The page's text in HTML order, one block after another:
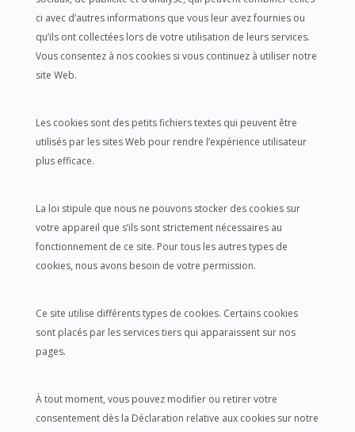
ci avec d’autres informations que vous leur avez fournies ou
qu’ils ont collectées lors de votre utilisation de leurs services.
Vous consentez à nos cookies si vous continuez à utiliser notre
site Web.
Les cookies sont des petits fichiers textes qui peuvent être
utilisés par les sites Web pour rendre l’expérience utilisateur
plus efficace.
La loi stipule que nous ne pouvons stocker des cookies sur
votre appareil que s’ils sont strictement nécessaires au
fonctionnement de ce site. Pour tous les autres types de
cookies, nous avons besoin de votre permission.
Ce site utilise différents types de cookies. Certains cookies
sont placés par les services tiers qui apparaissent sur nos
pages.
À tout moment, vous pouvez modifier ou retirer votre
consentement dès la Déclaration relative aux cookies sur notre